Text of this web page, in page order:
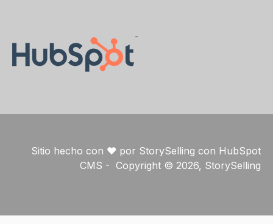
Sitio hecho con ❤️ por StorySelling con HubSpot
CMS - Copyright © 2026, StorySelling